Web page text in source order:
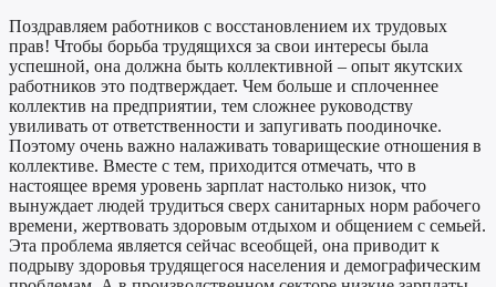
Поздравляем работников с восстановлением их трудовых
прав! Чтобы борьба трудящихся за свои интересы была
успешной, она должна быть коллективной – опыт якутских
работников это подтверждает. Чем больше и сплоченнее
коллектив на предприятии, тем сложнее руководству
увиливать от ответственности и запугивать поодиночке.
Поэтому очень важно налаживать товарищеские отношения в
коллективе. Вместе с тем, приходится отмечать, что в
настоящее время уровень зарплат настолько низок, что
вынуждает людей трудиться сверх санитарных норм рабочего
времени, жертвовать здоровым отдыхом и общением с семьей.
Эта проблема является сейчас всеобщей, она приводит к
подрыву здоровья трудящегося населения и демографическим